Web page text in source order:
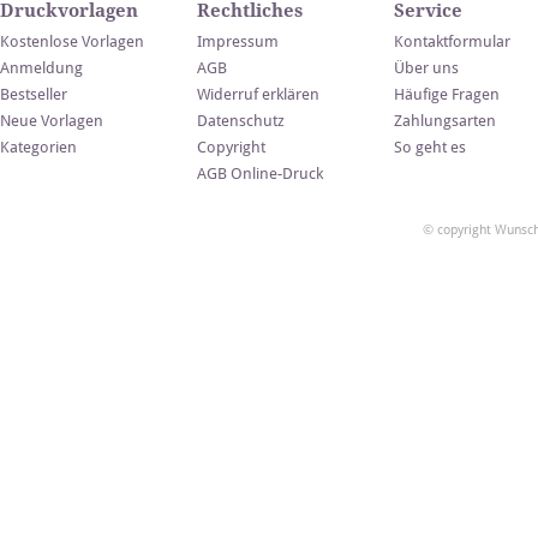
Druckvorlagen
Kostenlose Vorlagen
Anmeldung
Bestseller
Neue Vorlagen
Kategorien
Rechtliches
Impressum
AGB
Widerruf erklären
Datenschutz
Copyright
AGB Online-Druck
Service
Kontaktformular
Über uns
Häufige Fragen
Zahlungsarten
So geht es
© copyright